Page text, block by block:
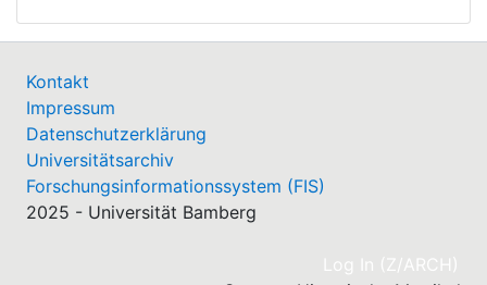
Kontakt
Impressum
Datenschutzerklärung
Universitätsarchiv
Forschungsinformationssystem (FIS)
2025 - Universität Bamberg
Log In (Z/ARCH)